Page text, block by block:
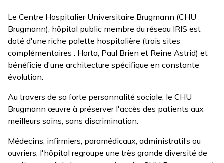
Le Centre Hospitalier Universitaire Brugmann (CHU
Brugmann), hôpital public membre du réseau IRIS est
doté d'une riche palette hospitalière (trois sites
complémentaires : Horta, Paul Brien et Reine Astrid) et
bénéficie d'une architecture spécifique en constante
évolution.
Au travers de sa forte personnalité sociale, le CHU
Brugmann œuvre à préserver l'accès des patients aux
meilleurs soins, sans discrimination.
Médecins, infirmiers, paramédicaux, administratifs ou
ouvriers, l'hôpital regroupe une très grande diversité de